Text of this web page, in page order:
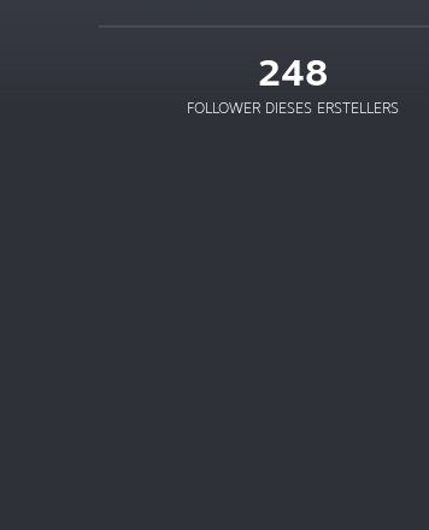
248
FOLLOWER DIESES ERSTELLERS